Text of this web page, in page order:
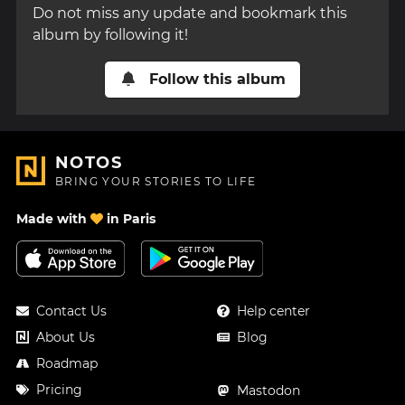
Do not miss any update and bookmark this
album by following it!
Follow this album
NOTOS
BRING YOUR STORIES TO LIFE
Made with in Paris
Contact Us
About Us
Roadmap
Pricing
Help center
Blog
Mastodon